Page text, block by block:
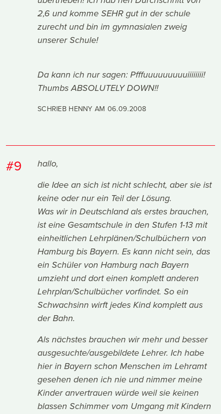
2,6 und komme SEHR gut in der schule
zurecht und bin im gymnasialen zweig
unserer Schule!
Da kann ich nur sagen: Pfffuuuuuuuuuiiiiiiii!
Thumbs ABSOLUTELY DOWN!!
SCHRIEB HENNY AM 06.09.2008
#9
hallo,
die Idee an sich ist nicht schlecht, aber sie ist
keine oder nur ein Teil der Lösung.
Was wir in Deutschland als erstes brauchen,
ist eine Gesamtschule in den Stufen 1-13 mit
einheitlichen Lehrplänen/Schulbüchern von
Hamburg bis Bayern. Es kann nicht sein, das
ein Schüler von Hamburg nach Bayern
umzieht und dort einen komplett anderen
Lehrplan/Schulbücher vorfindet. So ein
Schwachsinn wirft jedes Kind komplett aus
der Bahn.
Als nächstes brauchen wir mehr und besser
ausgesuchte/ausgebildete Lehrer. Ich habe
hier in Bayern schon Menschen im Lehramt
gesehen denen ich nie und nimmer meine
Kinder anvertrauen würde weil sie keinen
blassen Schimmer vom Umgang mit Kindern